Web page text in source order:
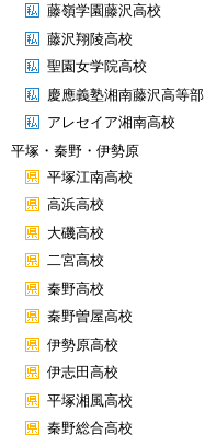
藤嶺学園藤沢高校
藤沢翔陵高校
聖園女学院高校
慶應義塾湘南藤沢高等部
アレセイア湘南高校
平塚・秦野・伊勢原
平塚江南高校
高浜高校
大磯高校
二宮高校
秦野高校
秦野曽屋高校
伊勢原高校
伊志田高校
平塚湘風高校
秦野総合高校